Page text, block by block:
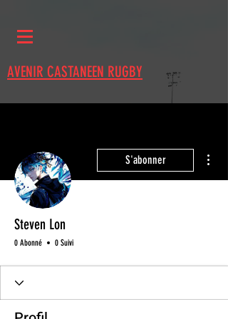
AVENIR CASTANEEN RUGBY
S'abonner
Steven Lon
0 Abonné 0 Suivi